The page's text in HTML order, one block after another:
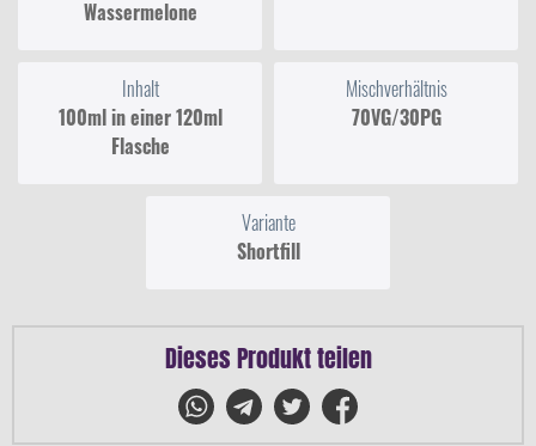
Wassermelone
Inhalt
100ml in einer 120ml
Flasche
Mischverhältnis
70VG/30PG
Variante
Shortfill
Dieses Produkt teilen